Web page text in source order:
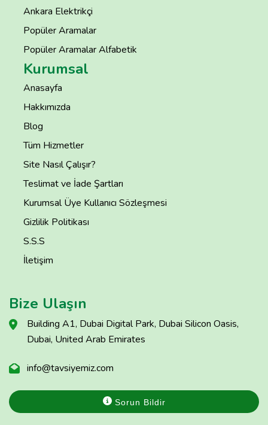
Ankara Elektrikçi
Popüler Aramalar
Popüler Aramalar Alfabetik
Kurumsal
Anasayfa
Hakkımızda
Blog
Tüm Hizmetler
Site Nasıl Çalışır?
Teslimat ve İade Şartları
Kurumsal Üye Kullanıcı Sözleşmesi
Gizlilik Politikası
S.S.S
İletişim
Bize Ulaşın
Building A1, Dubai Digital Park, Dubai Silicon Oasis,
Dubai, United Arab Emirates
info@tavsiyemiz.com
Sorun Bildir